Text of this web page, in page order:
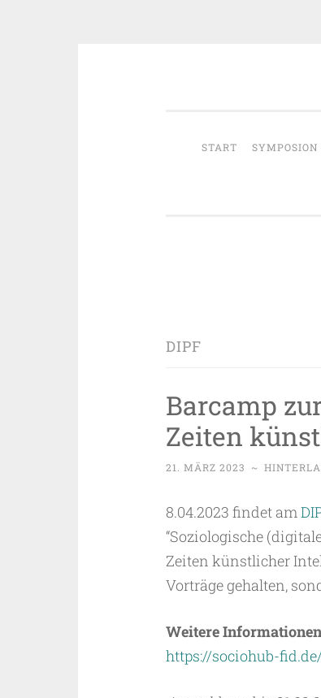
springenSTART
DIPF
Barcamp
Zeiten
21. MÄRZ 2023 ~
8.04.2023 findet am
“Soziologische
Zeiten künstlicher
Vorträge gehalten,
Weitere
https://sociohub-